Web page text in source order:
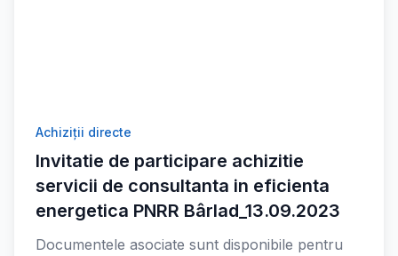
Achiziții directe
Invitatie de participare achizitie
servicii de consultanta in eficienta
energetica PNRR Bârlad_13.09.2023
Documentele asociate sunt disponibile pentru